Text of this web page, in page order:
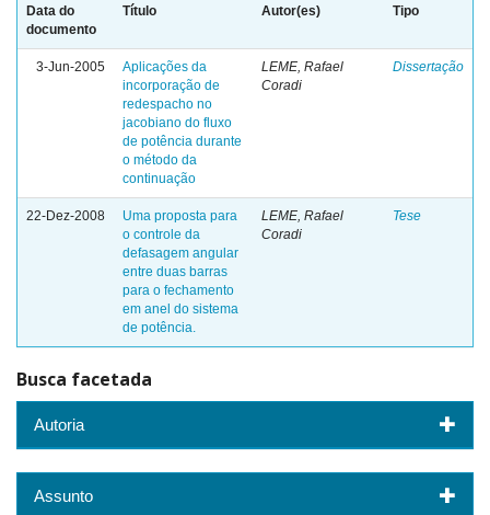
Data do
documento
Título Autor(es) Tipo
3-Jun-2005
Aplicações da
incorporação de
redespacho no
jacobiano do fluxo
de potência durante
o método da
continuação
LEME, Rafael
Coradi
Dissertação
22-Dez-2008
Uma proposta para
o controle da
defasagem angular
entre duas barras
para o fechamento
em anel do sistema
de potência.
LEME, Rafael
Coradi
Tese
Busca facetada
Autoria
Assunto